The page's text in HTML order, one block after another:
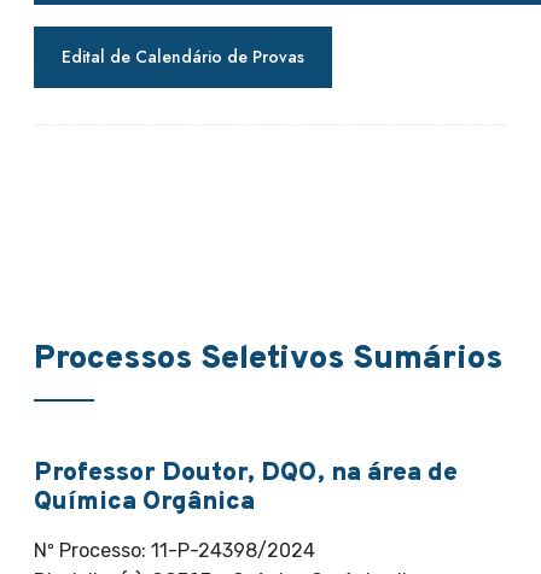
Edital de Calendário de Provas
Processos Seletivos Sumários
Professor Doutor, DQO, na área de
Química Orgânica
Nº Processo: 11-P-24398/2024